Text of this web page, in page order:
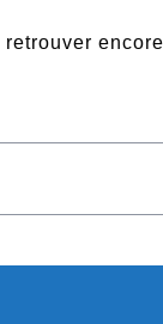
retrouver